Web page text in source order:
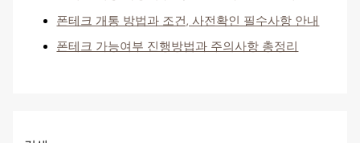
폰테크 개통 방법과 조건, 사전확인 필수사항 안내
폰테크 가능여부 진행방법과 주의사항 총정리